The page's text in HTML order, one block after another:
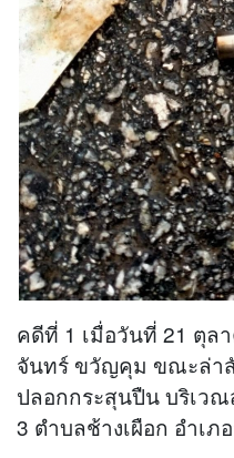
คดีที่ 1 เมื่อวันที่ 21 ตุล
จันทร์ ขวัญคุม ขณะล่า
ปลอกกระสุนปืน บริเว
3 ตำบลช้างเผือก อำเ